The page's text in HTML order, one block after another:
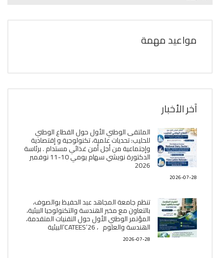
مواعيد مهمة
آخر الأخبار
الملتقى الوطني الأول حول القطاع الوطني
للحليب: تحديات علمية، تكنولوجية و إقتصادية
وإجتماعية من أجل أمن غذائي مستدام . برئاسة
الدكتورة نويشي سهام يومي 10-11 نوفمبر
2026
2026-07-28
تنظم جامعة المجاهد عبد الحفيظ بوالصوف،
بالتعاون مع مخبر الھندسة والتكنولوجيا البیئیة،
المؤتمر الوطني الأول حول التقنيات المتقدمة،
الھندسة والعلوم ، CATEES’26’البیئية
2026-07-28